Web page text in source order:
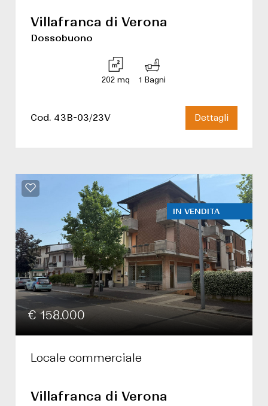
Villafranca di Verona
Dossobuono
202 mq 1 Bagni
Cod. 43B-03/23V Dettagli
IN VENDITA
€ 158.000
Locale commerciale
Villafranca di Verona